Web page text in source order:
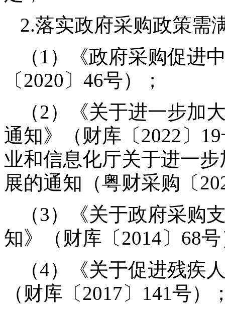
2.落实政府采购政策需
（ 1）《政府采购促进
〔2020〕46号）；
（2）《关于进一步加
通知》（财库〔2022〕
业和信息化厅关于进一
展的通知（粤财采购〔
（3）《关于政府采购
知》（财库〔2014〕68
（4）《关于促进残疾
（财库〔2017〕141号）